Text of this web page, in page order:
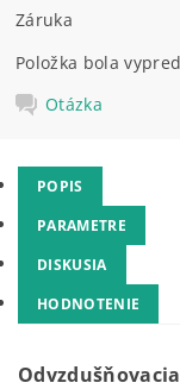
Záruka
Položka bola
Otázka
POPIS
PARAMETRE
DISKUSIA
HODNOTENIE